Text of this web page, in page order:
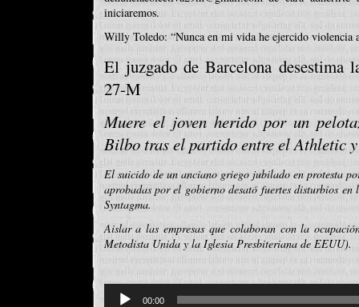
iniciaremos.
Willy Toledo: “Nunca en mi vida he ejercido violencia
El juzgado de Barcelona
27-M
Muere el joven herido por un
Bilbo tras el partido entre el Athletic y
El suicido de un anciano griego jubilado en protesta
aprobadas por el gobierno desató fuertes disturbios
Syntagma.
Aislar a las empresas que colaboran con la
Metodista Unida y la Iglesia Presbiteriana de EEUU).
d'àudio
00:00